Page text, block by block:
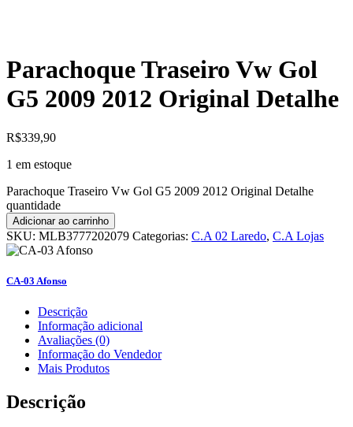
Parachoque Traseiro Vw Gol
G5 2009 2012 Original Detalhe
R$339,90
1 em estoque
Parachoque Traseiro Vw Gol G5 2009 2012 Original Detalhe
quantidade
Adicionar ao carrinho
SKU: MLB3777202079 Categorias: C.A 02 Laredo, C.A Lojas
CA-03 Afonso
Descrição
Informação adicional
Avaliações (0)
Informação do Vendedor
Mais Produtos
Descrição